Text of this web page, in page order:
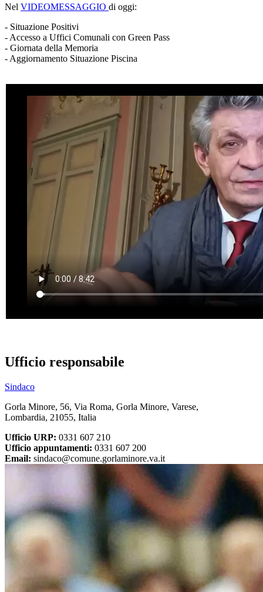
Nel VIDEOMESSAGGIO di oggi:
- Situazione Positivi
- Accesso a Uffici Comunali con Green Pass
- Giornata della Memoria
- Aggiornamento Situazione Piscina
Ufficio responsabile
Sindaco
Gorla Minore, 56, Via Roma, Gorla Minore, Varese,
Lombardia, 21055, Italia
Ufficio URP: 0331 607 210
Ufficio appuntamenti: 0331 607 200
Email: sindaco@comune.gorlaminore.va.it